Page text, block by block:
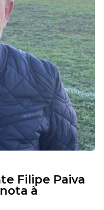
Filipe Paiva
à